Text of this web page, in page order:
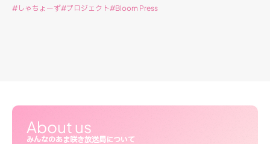
しゃちょーず プロジェクト Bloom Press
みんなのあま咲き放送局について
About us